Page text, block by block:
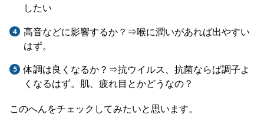
したい
高音などに影響するか？⇒喉に潤いがあれば出やすい
はず。
体調は良くなるか？⇒抗ウイルス、抗菌ならば調子よ
くなるはず。肌、疲れ目とかどうなの？
このへんをチェックしてみたいと思います。